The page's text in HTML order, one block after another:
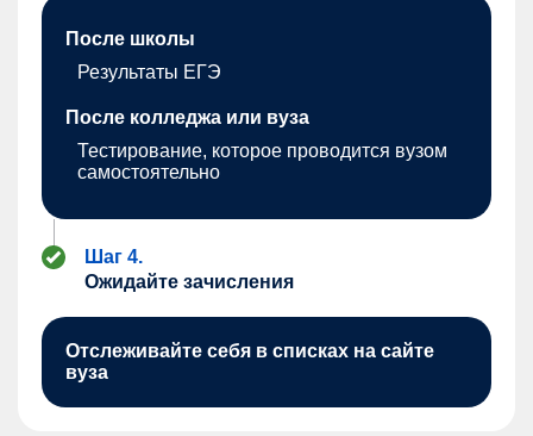
После школы
Результаты ЕГЭ
После колледжа или вуза
Тестирование, которое проводится вузом
самостоятельно
Шаг 4.
Ожидайте зачисления
Отслеживайте себя в списках на сайте
вуза